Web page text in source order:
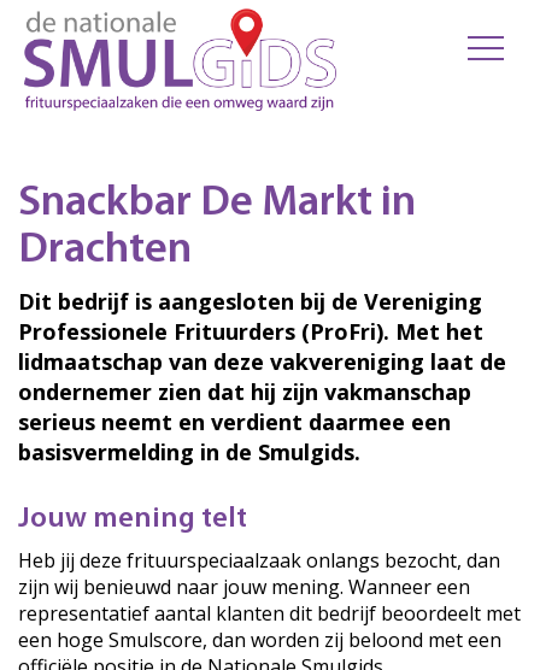
Snackbar De Markt in
Drachten
Dit bedrijf is aangesloten bij de Vereniging
Professionele Frituurders (ProFri). Met het
lidmaatschap van deze vakvereniging laat de
ondernemer zien dat hij zijn vakmanschap
serieus neemt en verdient daarmee een
basisvermelding in de Smulgids.
Jouw mening telt
Heb jij deze frituurspeciaalzaak onlangs bezocht, dan
zijn wij benieuwd naar jouw mening. Wanneer een
representatief aantal klanten dit bedrijf beoordeelt met
een hoge Smulscore, dan worden zij beloond met een